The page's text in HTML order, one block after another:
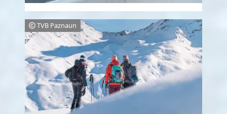
TVB Paznaun